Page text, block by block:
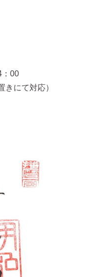
：00
きにて対応）